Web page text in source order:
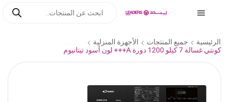
الرئيسية جميع المنتجات
الأجهزة المنزلية
كونتي غسالة 7 كيلو 1200 دورة A+++ لون أسود تيتانيوم